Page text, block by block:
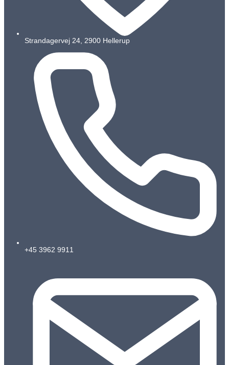
Strandagervej 24, 2900 Hellerup
+45 3962 9911